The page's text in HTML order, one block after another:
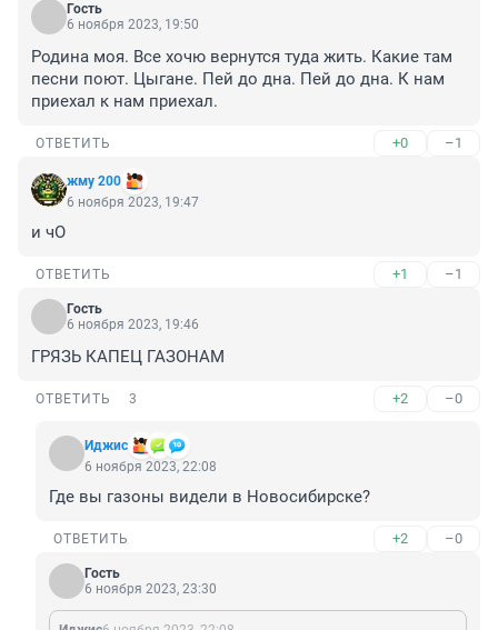
Гость
6 ноября 2023, 19:50
Родина моя. Все хочю вернутся туда жить. Какие там
песни поют. Цыгане. Пей до дна. Пей до дна. К нам
приехал к нам приехал.
ОТВЕТИТЬ +0 –1
жму 200
6 ноября 2023, 19:47
и чО
ОТВЕТИТЬ +1 –1
Гость
6 ноября 2023, 19:46
ГРЯЗЬ КАПЕЦ ГАЗОНАМ
ОТВЕТИТЬ 3 +2 –0
Иджис
6 ноября 2023, 22:08
Где вы газоны видели в Новосибирске?
ОТВЕТИТЬ +2 –0
Гость
6 ноября 2023, 23:30